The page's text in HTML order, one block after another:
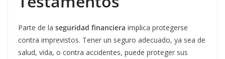
Parte de la seguridad financiera implica protegerse
contra imprevistos. Tener un seguro adecuado, ya sea de
salud, vida, o contra accidentes, puede proteger sus